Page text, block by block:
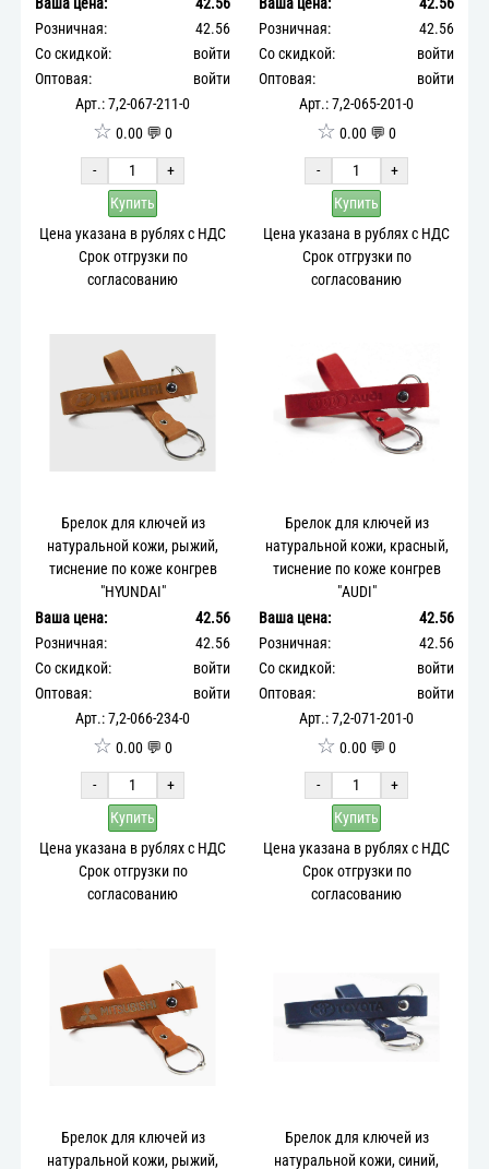
Ваша цена:
42.56
Розничная:
42.56
Со скидкой:
войти
Оптовая:
войти
Арт.: 7,2-067-211-0
☆ 0.00 💬 0
-
+
Купить
Цена указана в рублях с НДС
Срок отгрузки по
согласованию
Ваша цена:
42.56
Розничная:
42.56
Со скидкой:
войти
Оптовая:
войти
Арт.: 7,2-065-201-0
☆ 0.00 💬 0
-
+
Купить
Цена указана в рублях с НДС
Срок отгрузки по
согласованию
Брелок для ключей из
натуральной кожи, рыжий,
тиснение по коже конгрев
"HYUNDAI"
Ваша цена:
42.56
Розничная:
42.56
Со скидкой:
войти
Оптовая:
войти
Арт.: 7,2-066-234-0
☆ 0.00 💬 0
-
+
Купить
Цена указана в рублях с НДС
Срок отгрузки по
согласованию
Брелок для ключей из
натуральной кожи, красный,
тиснение по коже конгрев
"AUDI"
Ваша цена:
42.56
Розничная:
42.56
Со скидкой:
войти
Оптовая:
войти
Арт.: 7,2-071-201-0
☆ 0.00 💬 0
-
+
Купить
Цена указана в рублях с НДС
Срок отгрузки по
согласованию
Брелок для ключей из
натуральной кожи, рыжий,
Брелок для ключей из
натуральной кожи, синий,